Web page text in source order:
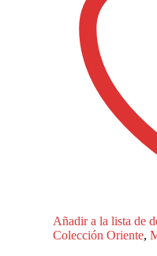
Añadir a la lista de
Colección Oriente,